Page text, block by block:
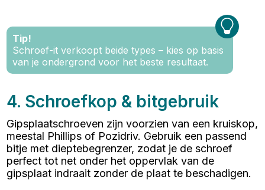
Tip!
Schroef-it verkoopt beide types – kies op basis
van je ondergrond voor het beste resultaat.
4. Schroefkop & bitgebruik
Gipsplaatschroeven zijn voorzien van een kruiskop,
meestal Phillips of Pozidriv. Gebruik een passend
bitje met dieptebegrenzer, zodat je de schroef
perfect tot net onder het oppervlak van de
gipsplaat indraait zonder de plaat te beschadigen.